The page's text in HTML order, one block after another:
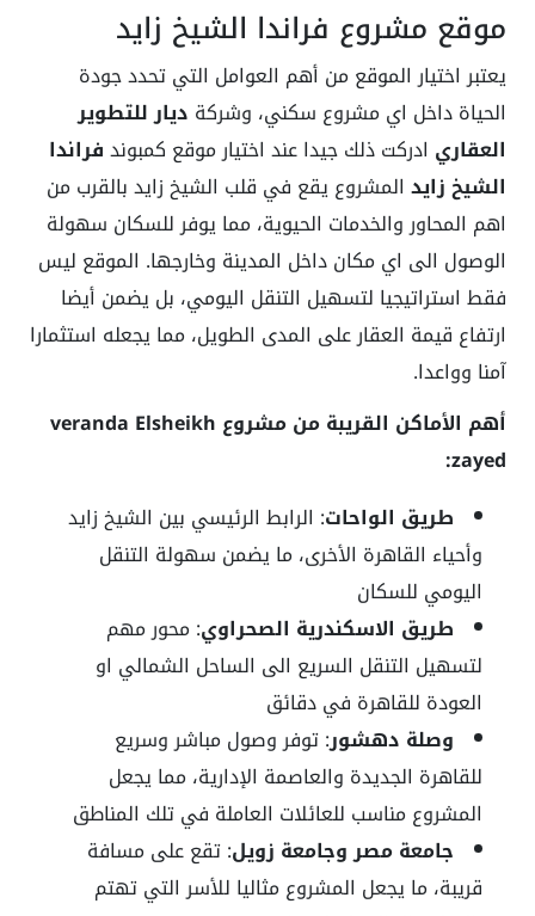
موقع مشروع فراندا الشيخ زايد
يعتبر اختيار الموقع من أهم العوامل التي تحدد جودة
الحياة داخل اي مشروع سكني، وشركة ديار للتطوير
العقاري ادركت ذلك جيدا عند اختيار موقع كمبوندفراندا
الشيخ زايد المشروع يقع في قلب الشيخ زايد بالقرب من
اهم المحاور والخدمات الحيوية، مما يوفر للسكان سهولة
الوصول الى اي مكان داخل المدينة وخارجها. الموقع ليس
فقط استراتيجيا لتسهيل التنقل اليومي، بل يضمن أيضا
ارتفاع قيمة العقار على المدى الطويل، مما يجعله استثمارا
آمنا وواعدا.
أهم الأماكن القريبة من مشروع veranda Elsheikh
zayed:
طريق الواحات: الرابط الرئيسي بين الشيخ زايد
وأحياء القاهرة الأخرى، ما يضمن سهولة التنقل
اليومي للسكان
طريق الاسكندرية الصحراوي: محور مهم
لتسهيل التنقل السريع الى الساحل الشمالي او
العودة للقاهرة في دقائق
وصلة دهشور: توفر وصول مباشر وسريع
للقاهرة الجديدة والعاصمة الإدارية، مما يجعل
المشروع مناسب للعائلات العاملة في تلك المناطق
جامعة مصر وجامعة زويل: تقع على مسافة
قريبة، ما يجعل المشروع مثاليا للأسر التي تهتم